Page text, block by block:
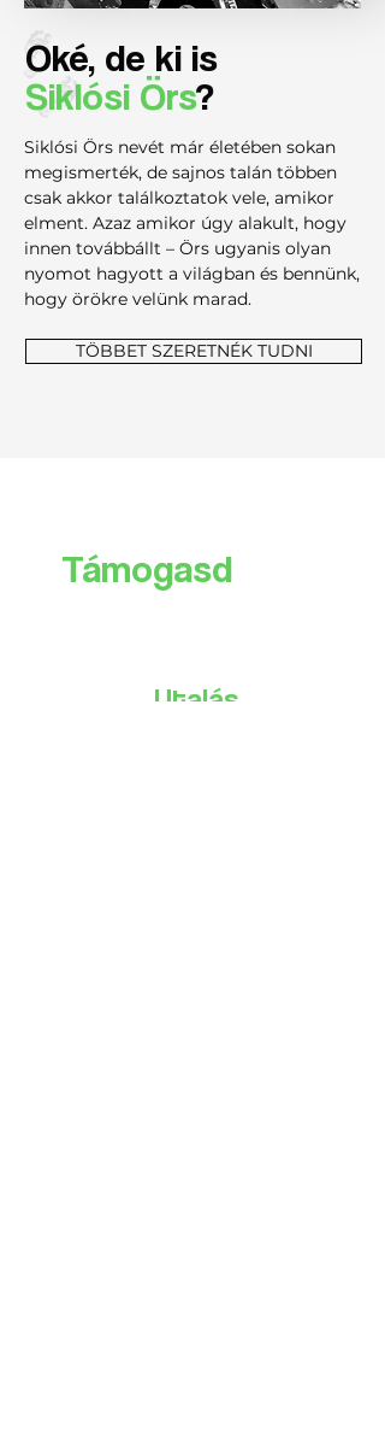
Oké, de ki is
Siklósi Örs?
Siklósi Örs nevét már életében sokan
megismerték, de sajnos talán többen
csak akkor találkoztatok vele, amikor
elment. Azaz amikor úgy alakult, hogy
innen továbbállt – Örs ugyanis olyan
nyomot hagyott a világban és bennünk,
hogy örökre velünk marad.
TÖBBET SZERETNÉK TUDNI
Támogasd
az alapítványt!
Utalás